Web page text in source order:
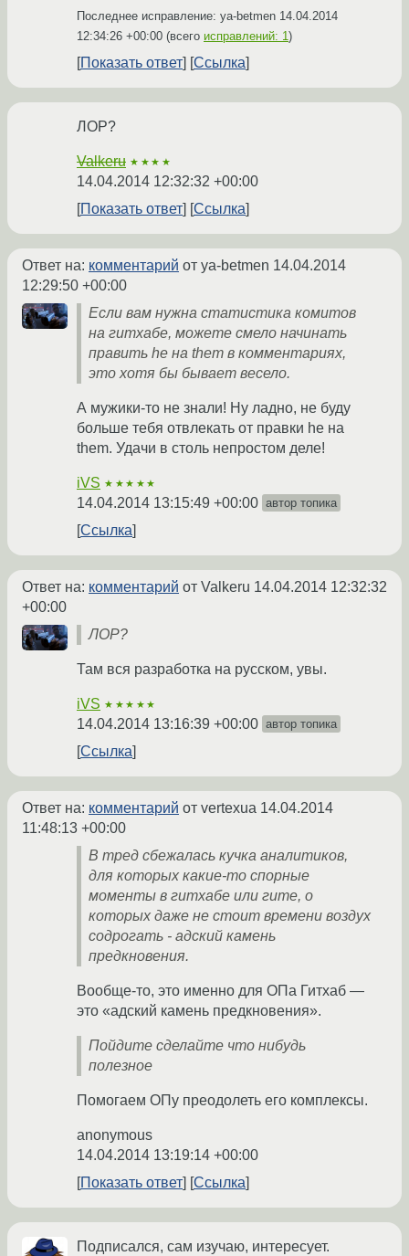
Последнее исправление: ya-betmen 14.04.2014
12:34:26 +00:00 (всего исправлений: 1)
Показать ответ Ссылка
ЛОР?
Valkeru ★★★★
14.04.2014 12:32:32 +00:00
Показать ответ
Ссылка
Ответ на: комментарий от ya-betmen 14.04.2014
12:29:50 +00:00
Если вам нужна статистика комитов
на гитхабе, можете смело начинать
править he на them в комментариях,
это хотя бы бывает весело.
А мужики-то не знали! Ну ладно, не буду
больше тебя отвлекать от правки he на
them. Удачи в столь непростом деле!
iVS ★★★★★
14.04.2014 13:15:49 +00:00 автор топика
Ссылка
Ответ на: комментарий от Valkeru 14.04.2014 12:32:32
+00:00
ЛОР?
Там вся разработка на русском, увы.
iVS ★★★★★
14.04.2014 13:16:39 +00:00 автор топика
Ссылка
Ответ на: комментарий от vertexua 14.04.2014
11:48:13 +00:00
В тред сбежалась кучка аналитиков,
для которых какие-то спорные
моменты в гитхабе или гите, о
которых даже не стоит времени воздух
содрогать - адский камень
предкновения.
Вообще-то, это именно для ОПа Гитхаб —
это «адский камень предкновения».
Пойдите сделайте что нибудь
полезное
Помогаем ОПу преодолеть его комплексы.
anonymous
14.04.2014 13:19:14 +00:00
Показать ответ
Ссылка
Подписался, сам изучаю, интересует.